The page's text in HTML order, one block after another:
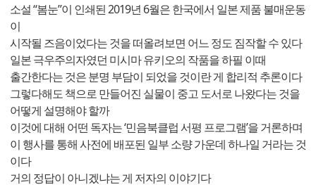
소설 “봄눈”이 인쇄된 2019년 6월은 한국에서 일본 제품 불매운동
이
시작될 즈음이었다는 것을 떠올려보면 어느 정도 짐작할 수 있다
일본 극우주의자였던 미시마 유키오의 작품을 하필 이때
출간한다는 것은 분명 부담이 되었을 것이란 게 합리적 추론이다
그렇다해도 책으로 만들어진 실물이 중고 도서로 나왔다는 것을
어떻게 설명해야 할까
이것에 대해 어떤 독자는 ‘민음북클럽 서평 프로그램’을 거론하며
이 행사를 통해 사전에 배포된 일부 소량 가운데 하나일 거라는 것
이다
거의 정답이 아니겠냐는 게 저자의 이야기다